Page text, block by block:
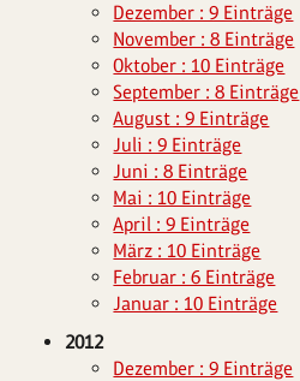
Dezember : 9 Einträge
November : 8 Einträge
Oktober : 10 Einträge
September : 8 Einträge
August : 9 Einträge
Juli : 9 Einträge
Juni : 8 Einträge
Mai : 10 Einträge
April : 9 Einträge
März : 10 Einträge
Februar : 6 Einträge
Januar : 10 Einträge
2012
Dezember : 9 Einträge